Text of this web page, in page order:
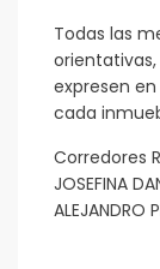
Todas las
expresen
cada
Corredores
JOSEFINA
ALEJANDRO